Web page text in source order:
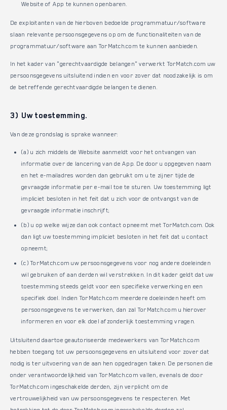
Website of App te kunnen openbaren.
De exploitanten van de hierboven bedoelde programmatuur/software
slaan relevante persoonsgegevens op om de functionaliteiten van de
programmatuur/software aan TorMatch.com te kunnen aanbieden.
In het kader van "gerechtvaardigde belangen" verwerkt TorMatch.com uw
persoonsgegevens uitsluitend indien en voor zover dat noodzakelijk is om
de betreffende gerechtvaardigde belangen te dienen.
3) Uw toestemming.
Van deze grondslag is sprake wanneer:
(a) u zich middels de Website aanmeldt voor het ontvangen van
informatie over de lancering van de App. De door u opgegeven naam
en het e-mailadres worden dan gebruikt om u te zijner tijde de
gevraagde informatie per e-mail toe te sturen. Uw toestemming ligt
impliciet besloten in het feit dat u zich voor de ontvangst van de
gevraagde informatie inschrijft;
(b) u op welke wijze dan ook contact opneemt met TorMatch.com. Ook
dan ligt uw toestemming impliciet besloten in het feit dat u contact
opneemt;
(c) TorMatch.com uw persoonsgegevens voor nog andere doeleinden
wil gebruiken of aan derden wil verstrekken. In dit kader geldt dat uw
toestemming steeds geldt voor een specifieke verwerking en een
specifiek doel. Indien TorMatch.com meerdere doeleinden heeft om
persoonsgegevens te verwerken, dan zal TorMatch.com u hierover
informeren en voor elk doel afzonderlijk toestemming vragen.
Uitsluitend daartoe geautoriseerde medewerkers van TorMatch.com
hebben toegang tot uw persoonsgegevens en uitsluitend voor zover dat
nodig is ter uitvoering van de aan hen opgedragen taken. De personen die
onder verantwoordelijkheid van TorMatch.com vallen, evenals de door
TorMatch.com ingeschakelde derden, zijn verplicht om de
vertrouwelijkheid van uw persoonsgegevens te respecteren. Met